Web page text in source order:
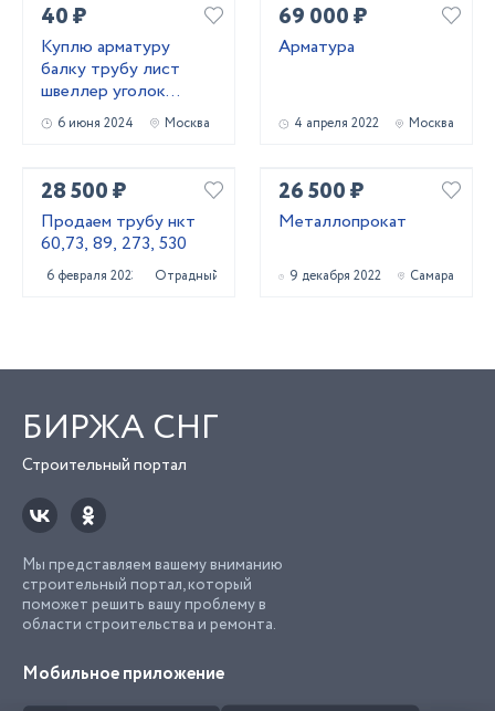
40 ₽
Куплю арматуру
балку трубу лист
швеллер уголок
лежалый
металлопрокат
6 июня 2024 Москва
69 000 ₽
Арматура
4 апреля 2022 Москва
28 500 ₽
Продаем трубу нкт
60,73, 89, 273, 530
6 февраля 2023 Отрадный
26 500 ₽
Металлопрокат
9 декабря 2022 Самара
БИРЖА СНГ
Строительный портал
Мы представляем вашему вниманию
строительный портал, который
поможет решить вашу проблему в
области строительства и ремонта.
Мобильное приложение